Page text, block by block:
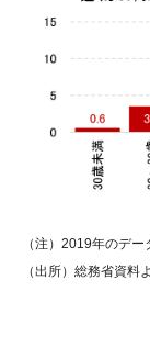
（注）2019年のデー
（出所）総務省資